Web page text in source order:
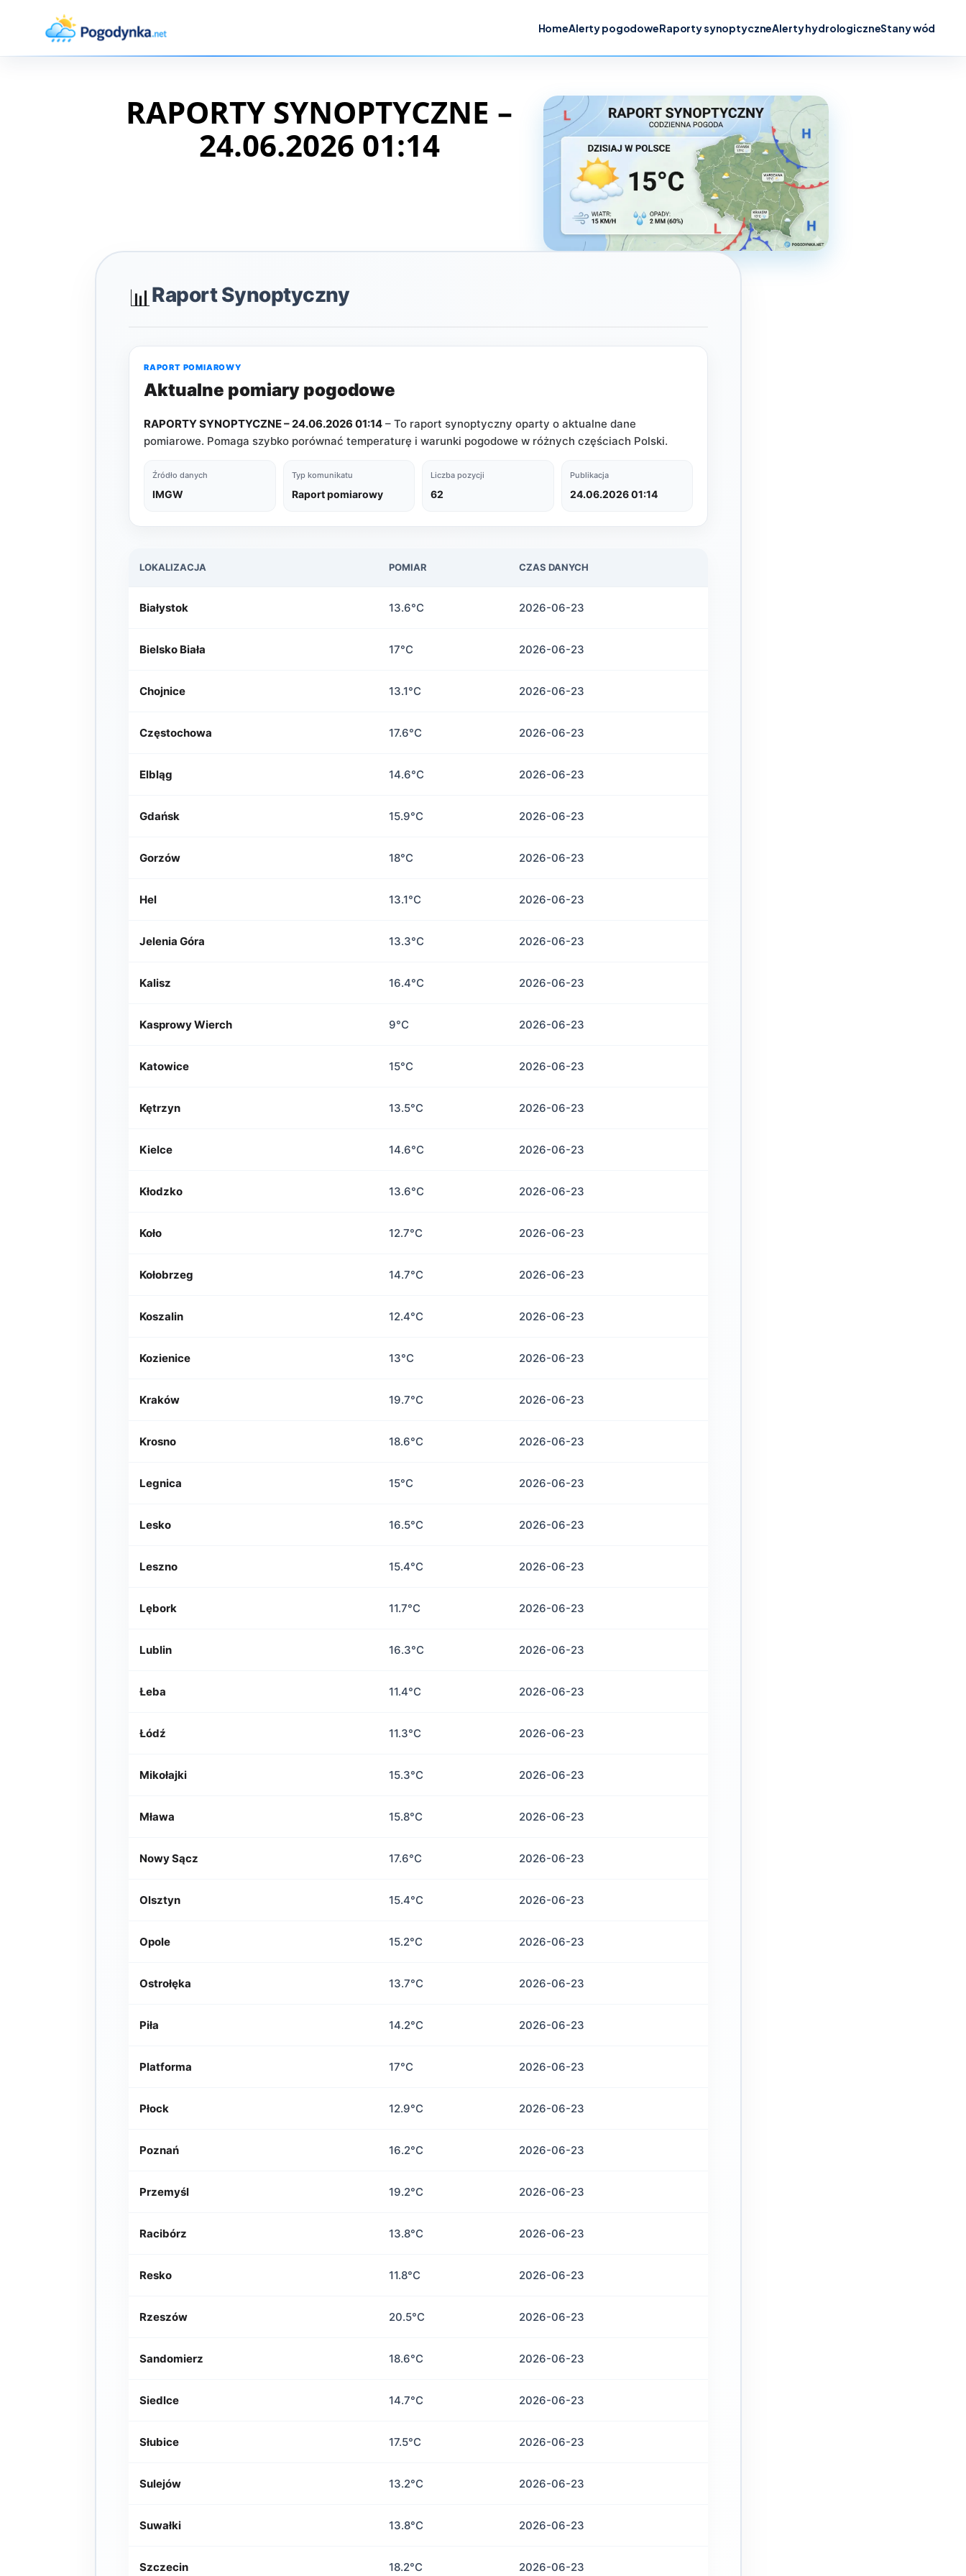
HomeAlerty pogodoweRaporty synoptyczneAlerty hydrologiczneStany wód
RAPORTY SYNOPTYCZNE –
24.06.2026 01:14
📊Raport Synoptyczny
RAPORT POMIAROWY
Aktualne pomiary pogodowe
RAPORTY SYNOPTYCZNE – 24.06.2026 01:14 – To raport synoptyczny oparty o aktualne dane
pomiarowe. Pomaga szybko porównać temperaturę i warunki pogodowe w różnych częściach Polski.
Źródło danych
IMGW
Typ komunikatu
Raport pomiarowy
Liczba pozycji
62
Publikacja
24.06.2026 01:14
LOKALIZACJA POMIAR CZAS DANYCH
Białystok 13.6°C 2026-06-23
Bielsko Biała 17°C 2026-06-23
Chojnice 13.1°C 2026-06-23
Częstochowa 17.6°C 2026-06-23
Elbląg 14.6°C 2026-06-23
Gdańsk 15.9°C 2026-06-23
Gorzów 18°C 2026-06-23
Hel 13.1°C 2026-06-23
Jelenia Góra 13.3°C 2026-06-23
Kalisz 16.4°C 2026-06-23
Kasprowy Wierch 9°C 2026-06-23
Katowice 15°C 2026-06-23
Kętrzyn 13.5°C 2026-06-23
Kielce 14.6°C 2026-06-23
Kłodzko 13.6°C 2026-06-23
Koło 12.7°C 2026-06-23
Kołobrzeg 14.7°C 2026-06-23
Koszalin 12.4°C 2026-06-23
Kozienice 13°C 2026-06-23
Kraków 19.7°C 2026-06-23
Krosno 18.6°C 2026-06-23
Legnica 15°C 2026-06-23
Lesko 16.5°C 2026-06-23
Leszno 15.4°C 2026-06-23
Lębork 11.7°C 2026-06-23
Lublin 16.3°C 2026-06-23
Łeba 11.4°C 2026-06-23
Łódź 11.3°C 2026-06-23
Mikołajki 15.3°C 2026-06-23
Mława 15.8°C 2026-06-23
Nowy Sącz 17.6°C 2026-06-23
Olsztyn 15.4°C 2026-06-23
Opole 15.2°C 2026-06-23
Ostrołęka 13.7°C 2026-06-23
Piła 14.2°C 2026-06-23
Platforma 17°C 2026-06-23
Płock 12.9°C 2026-06-23
Poznań 16.2°C 2026-06-23
Przemyśl 19.2°C 2026-06-23
Racibórz 13.8°C 2026-06-23
Resko 11.8°C 2026-06-23
Rzeszów 20.5°C 2026-06-23
Sandomierz 18.6°C 2026-06-23
Siedlce 14.7°C 2026-06-23
Słubice 17.5°C 2026-06-23
Sulejów 13.2°C 2026-06-23
Suwałki 13.8°C 2026-06-23
Szczecin 18.2°C 2026-06-23